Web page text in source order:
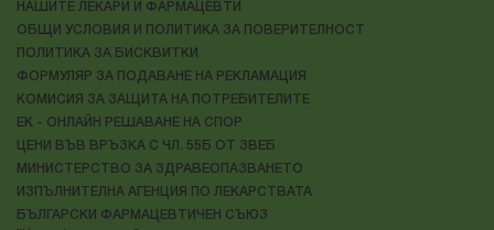
НАШИТЕ ЛЕКАРИ И ФАРМАЦЕВТИ
ОБЩИ УСЛОВИЯ И ПОЛИТИКА ЗА ПОВЕРИТЕЛНОСТ
ПОЛИТИКА ЗА БИСКВИТКИ
ФОРМУЛЯР ЗА ПОДАВАНЕ НА РЕКЛАМАЦИЯ
КОМИСИЯ ЗА ЗАЩИТА НА ПОТРЕБИТЕЛИТЕ
ЕК - ОНЛАЙН РЕШАВАНЕ НА СПОР
ЦЕНИ ВЪВ ВРЪЗКА С ЧЛ. 55Б ОТ ЗВЕБ
МИНИСТЕРСТВО ЗА ЗДРАВЕОПАЗВАНЕТО
ИЗПЪЛНИТЕЛНА АГЕНЦИЯ ПО ЛЕКАРСТВАТА
БЪЛГАРСКИ ФАРМАЦЕВТИЧЕН СЪЮЗ